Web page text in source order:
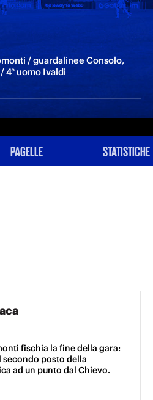
/ guardalinee Consolo,
4° uomo Ivaldi
PAGELLE STATISTICHE
fischia la fine della gara:
secondo posto della
ad un punto dal Chievo.